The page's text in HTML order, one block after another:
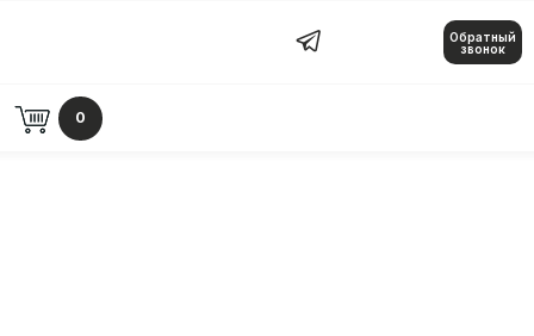
Обратный
звонок
0